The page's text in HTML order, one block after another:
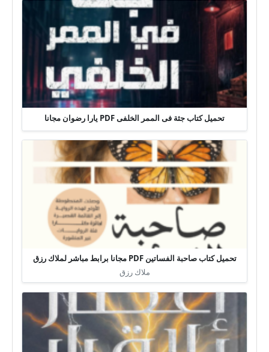
تحميل كتاب جثة فى الممر الخلفى PDF يارا رضوان مجانا
تحميل كتاب صاحبة الفساتين PDF مجانا برابط مباشر لملاك رزق
ملاك رزق